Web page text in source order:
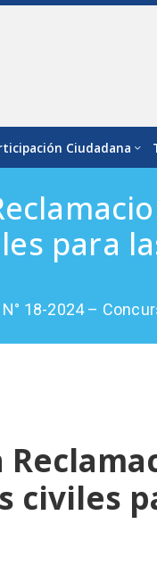
Ciudadana
para
18-2024 –
civiles